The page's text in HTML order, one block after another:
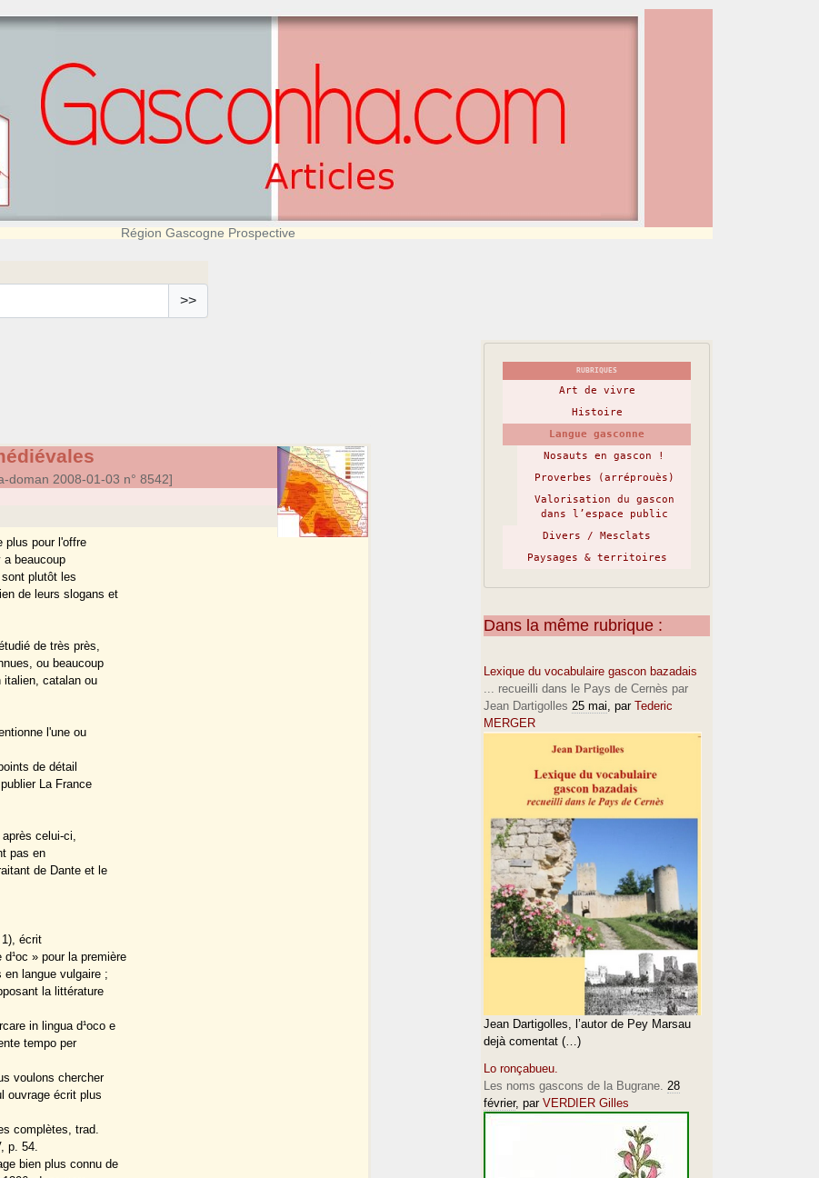
Région Gascogne Prospective
>>
doman 2008-01-03 n° 8542]
plus pour l'offre
a beaucoup
plutôt les
de leurs slogans et
de très près,
ou beaucoup
italien, catalan ou
l'une ou
de détail
La France
celui-ci,
pas en
de Dante et le
écrit
» pour la première
en langue vulgaire ;
la littérature
in lingua d¹oco e
tempo per
voulons chercher
ouvrage écrit plus
complètes, trad.
p. 54.
bien plus connu de
RUBRIQUES
Art de vivre
Histoire
Langue gasconne
Nosauts en gascon !
Proverbes (arréprouès)
Valorisation du gascon
dans l’espace public
Divers / Mesclats
Paysages & territoires
Dans la même rubrique :
Lexique du vocabulaire gascon bazadais
... recueilli dans le Pays de Cernès par
Jean Dartigolles 25 mai, par Tederic
MERGER
Jean Dartigolles, l’autor de Pey Marsau
dejà comentat (…)
Lo ronçabueu.
Les noms gascons de la Bugrane. 28
février, par VERDIER Gilles